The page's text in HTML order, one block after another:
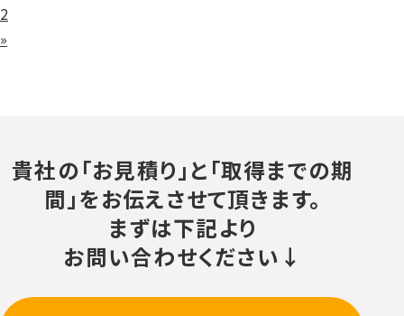
稿
ナ
2
»
貴社の「お見積り」と「取得までの期
間」をお伝えさせて頂きます。
まずは下記より
お問い合わせください↓